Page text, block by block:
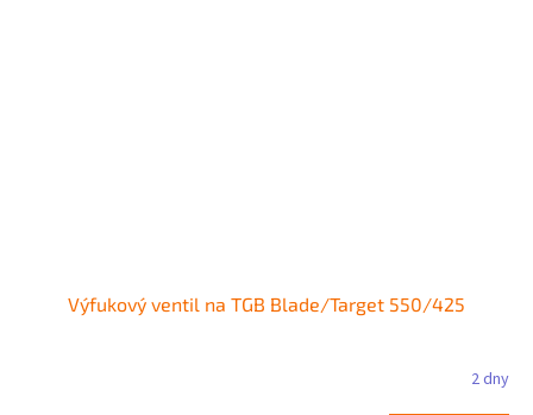
Výfukový ventil na TGB Blade/Target 550/425
2 dny